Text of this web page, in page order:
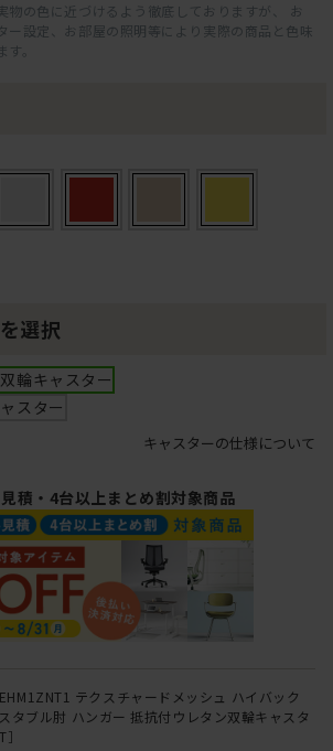
物の色に近づけるよう徹底しておりますが、 お
ー設定、お部屋の照明等により実際の商品と色味
。
選択
輪キャスター
スター
キャスターの仕様について
積・4台以上まとめ割対象商品
テクスチャードメッシュ ハイバック
タブル肘 ハンガー 抵抗付ウレタン双輪キャスタ